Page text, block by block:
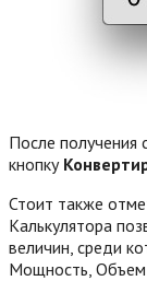
После получения
кнопку
Стоит также
Калькулятора
величин, среди
Мощность, Объем